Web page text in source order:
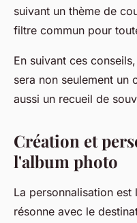
suivant un thème de
filtre commun pour
En suivant ces
sera non seulement un
aussi un recueil de
Création et
l'album photo
La personnalisation
résonne avec le